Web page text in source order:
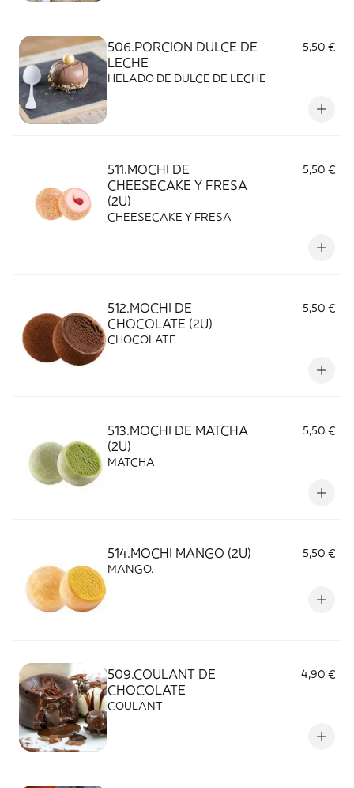
506.PORCION DULCE DE
LECHE
5,50 €
HELADO DE DULCE DE LECHE
511.MOCHI DE
CHEESECAKE Y FRESA
(2U)
5,50 €
CHEESECAKE Y FRESA
512.MOCHI DE
CHOCOLATE (2U)
5,50 €
CHOCOLATE
513.MOCHI DE MATCHA
(2U)
5,50 €
MATCHA
514.MOCHI MANGO (2U)
5,50 €
MANGO.
509.COULANT DE
CHOCOLATE
4,90 €
COULANT